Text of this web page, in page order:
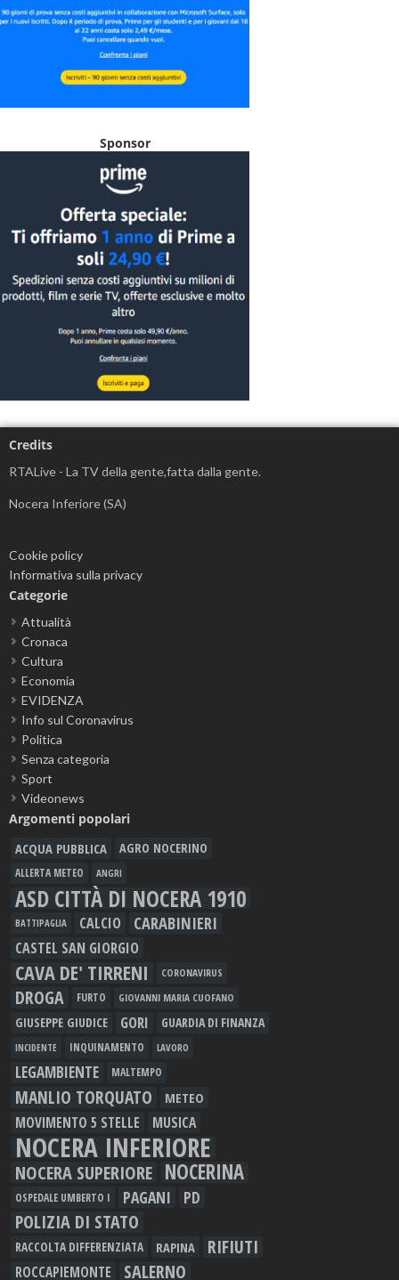
Sponsor
Credits
RTALive - La TV della gente,fatta dalla gente.
Nocera Inferiore (SA)
Cookie policy
Informativa sulla privacy
Categorie
Attualità
Cronaca
Cultura
Economia
EVIDENZA
Info sul Coronavirus
Politica
Senza categoria
Sport
Videonews
Argomenti popolari
ACQUA PUBBLICA AGRO NOCERINO
ALLERTA METEO ANGRI
ASD CITTÀ DI NOCERA 1910
BATTIPAGLIA CALCIO CARABINIERI
CASTEL SAN GIORGIO
CAVA DE' TIRRENI CORONAVIRUS
DROGA FURTO GIOVANNI MARIA CUOFANO
GIUSEPPE GIUDICE GORI GUARDIA DI FINANZA
INCIDENTE INQUINAMENTO LAVORO
LEGAMBIENTE MALTEMPO
MANLIO TORQUATO METEO
MOVIMENTO 5 STELLE MUSICA
NOCERA INFERIORE
NOCERA SUPERIORE NOCERINA
OSPEDALE UMBERTO I PAGANI PD
POLIZIA DI STATO
RACCOLTA DIFFERENZIATA RAPINA RIFIUTI
ROCCAPIEMONTE SALERNO